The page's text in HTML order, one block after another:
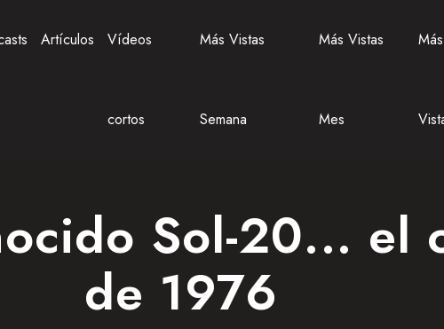
Artículos Vídeos
cortos
Más Vistas
Semana
Más Vistas
Mes
Más
Sol-20... el
de 1976